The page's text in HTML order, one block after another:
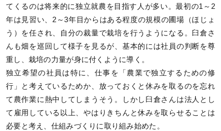
てくるのは将来的に独立就農を目指す人が多い。最初の1～2
年は見習い、2～3年目からはある程度の規模の圃場（ほじょ
う）を任され、自分の裁量で栽培を行うようになる。臼倉さ
んも畑を巡回して様子を見るが、基本的には社員の判断を尊
重し、栽培の力量が身に付くように導く。
独立希望の社員は特に、仕事を「農業で独立するための修
行」と考えているためか、放っておくと休みを取るのを忘れ
て農作業に熱中してしまうそう。しかし臼倉さんは法人とし
て雇用している以上、やはりきちんと休みを取らせることは
必要と考え、仕組みづくりに取り組み始めた。